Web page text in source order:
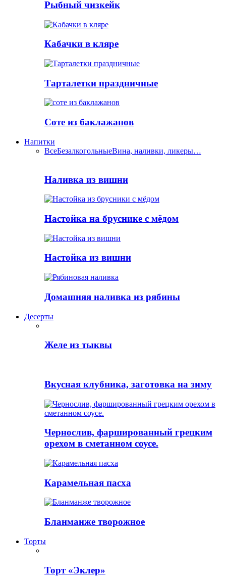
Рыбный чизкейк
Кабачки в кляре
Тарталетки праздничные
Соте из баклажанов
Напитки
ВсеБезалкогольныеВина, наливки, ликеры…
Наливка из вишни
Настойка на бруснике с мёдом
Настойка из вишни
Домашняя наливка из рябины
Десерты
Желе из тыквы
Вкусная клубника, заготовка на зиму
Чернослив, фаршированный грецким
орехом в сметанном соусе.
Карамельная пасха
Бланманже творожное
Торты
Торт «Эклер»